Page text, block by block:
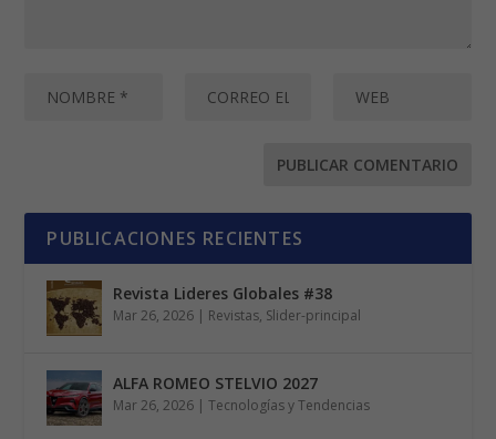
PUBLICACIONES RECIENTES
Revista Lideres Globales #38
Mar 26, 2026 | Revistas, Slider-principal
ALFA ROMEO STELVIO 2027
Mar 26, 2026 |Tecnologías y Tendencias